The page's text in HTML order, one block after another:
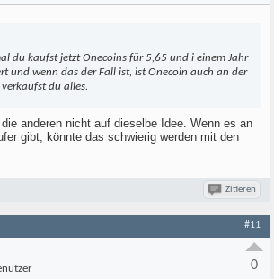
du kaufst jetzt Onecoins für 5,65 und i einem Jahr
und wenn das der Fall ist, ist Onecoin auch an der
du alles.
anderen nicht auf dieselbe Idee. Wenn es an
gibt, könnte das schwierig werden mit den
Zitieren
#11
0